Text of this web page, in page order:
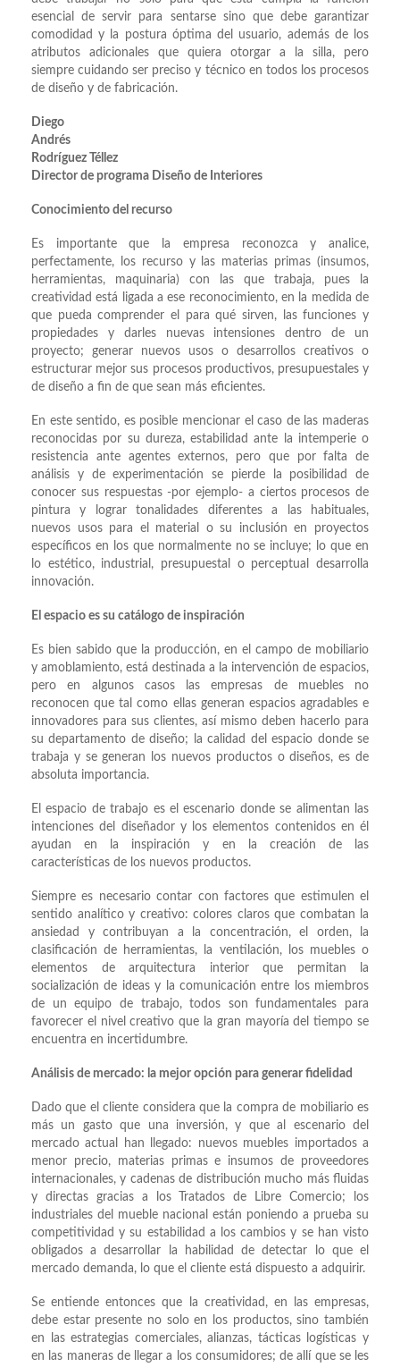
esencial de servir para sentarse sino que debe garantizar
comodidad y la postura óptima del usuario, además de los
atributos adicionales que quiera otorgar a la silla, pero
siempre cuidando ser preciso y técnico en todos los procesos
de diseño y de fabricación.
Diego
Andrés
Rodríguez Téllez
Director de programa Diseño de Interiores
Conocimiento del recurso
Es importante que la empresa reconozca y analice,
perfectamente, los recurso y las materias primas (insumos,
herramientas, maquinaria) con las que trabaja, pues la
creatividad está ligada a ese reconocimiento, en la medida de
que pueda comprender el para qué sirven, las funciones y
propiedades y darles nuevas intensiones dentro de un
proyecto; generar nuevos usos o desarrollos creativos o
estructurar mejor sus procesos productivos, presupuestales y
de diseño a fin de que sean más eficientes.
En este sentido, es posible mencionar el caso de las maderas
reconocidas por su dureza, estabilidad ante la intemperie o
resistencia ante agentes externos, pero que por falta de
análisis y de experimentación se pierde la posibilidad de
conocer sus respuestas -por ejemplo- a ciertos procesos de
pintura y lograr tonalidades diferentes a las habituales,
nuevos usos para el material o su inclusión en proyectos
específicos en los que normalmente no se incluye; lo que en
lo estético, industrial, presupuestal o perceptual desarrolla
innovación.
El espacio es su catálogo de inspiración
Es bien sabido que la producción, en el campo de mobiliario
y amoblamiento, está destinada a la intervención de espacios,
pero en algunos casos las empresas de muebles no
reconocen que tal como ellas generan espacios agradables e
innovadores para sus clientes, así mismo deben hacerlo para
su departamento de diseño; la calidad del espacio donde se
trabaja y se generan los nuevos productos o diseños, es de
absoluta importancia.
El espacio de trabajo es el escenario donde se alimentan las
intenciones del diseñador y los elementos contenidos en él
ayudan en la inspiración y en la creación de las
características de los nuevos productos.
Siempre es necesario contar con factores que estimulen el
sentido analítico y creativo: colores claros que combatan la
ansiedad y contribuyan a la concentración, el orden, la
clasificación de herramientas, la ventilación, los muebles o
elementos de arquitectura interior que permitan la
socialización de ideas y la comunicación entre los miembros
de un equipo de trabajo, todos son fundamentales para
favorecer el nivel creativo que la gran mayoría del tiempo se
encuentra en incertidumbre.
Análisis de mercado: la mejor opción para generar fidelidad
Dado que el cliente considera que la compra de mobiliario es
más un gasto que una inversión, y que al escenario del
mercado actual han llegado: nuevos muebles importados a
menor precio, materias primas e insumos de proveedores
internacionales, y cadenas de distribución mucho más fluidas
y directas gracias a los Tratados de Libre Comercio; los
industriales del mueble nacional están poniendo a prueba su
competitividad y su estabilidad a los cambios y se han visto
obligados a desarrollar la habilidad de detectar lo que el
mercado demanda, lo que el cliente está dispuesto a adquirir.
Se entiende entonces que la creatividad, en las empresas,
debe estar presente no solo en los productos, sino también
en las estrategias comerciales, alianzas, tácticas logísticas y
en las maneras de llegar a los consumidores; de allí que se les